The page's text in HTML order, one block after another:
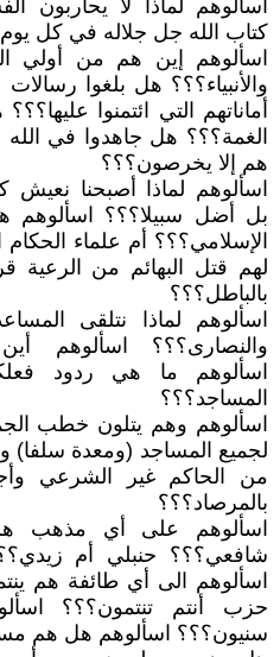
اسألوهم لماذا لا يحاربون
كتاب الله جل جلاله في كل
اسألوهم إين هم من أولي
والأنبياء؟؟؟ هل بلغوا
أماناتهم التي ائتمنوا
الغمة؟؟؟ هل جاهدوا في
هم إلا يخرصون؟؟؟
اسألوهم لماذا أصبحنا نعيش
بل أضل سبيلا؟؟؟ اسألوهم
الإسلامي؟؟؟ أم علماء الحكام
لهم قتل البهائم من الرعية
بالباطل؟؟؟
اسألوهم لماذا نتلقى
والنصارى؟؟؟ اسألوهم
اسألوهم ما هي ردود
المساجد؟؟؟
اسألوهم وهم يتلون خطب
لجميع المساجد (ومعدة سلفا)
من الحاكم غير الشرعي
بالمرصاد؟؟؟
اسألوهم على أي مذهب
شافعي؟؟؟ حنبلي أم
اسألوهم الى أي طائفة هم
حزب أنتم تنتمون؟؟؟
سنيون؟؟؟ اسألوهم هل هم